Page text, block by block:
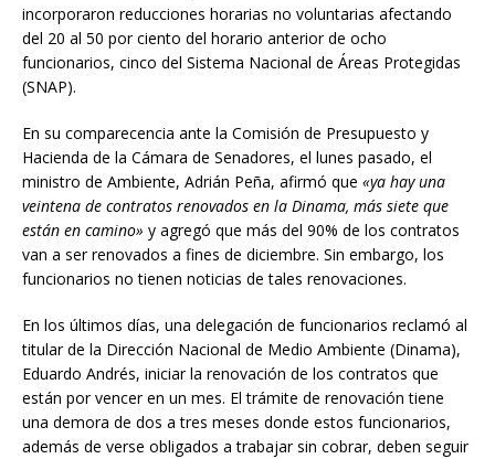
incorporaron reducciones horarias no voluntarias afectando
del 20 al 50 por ciento del horario anterior de ocho
funcionarios, cinco del Sistema Nacional de Áreas Protegidas
(SNAP).
En su comparecencia ante la Comisión de Presupuesto y
Hacienda de la Cámara de Senadores, el lunes pasado, el
ministro de Ambiente, Adrián Peña, afirmó que «ya hay una
veintena de contratos renovados en la Dinama, más siete que
están en camino» y agregó que más del 90% de los contratos
van a ser renovados a fines de diciembre. Sin embargo, los
funcionarios no tienen noticias de tales renovaciones.
En los últimos días, una delegación de funcionarios reclamó al
titular de la Dirección Nacional de Medio Ambiente (Dinama),
Eduardo Andrés, iniciar la renovación de los contratos que
están por vencer en un mes. El trámite de renovación tiene
una demora de dos a tres meses donde estos funcionarios,
además de verse obligados a trabajar sin cobrar, deben seguir